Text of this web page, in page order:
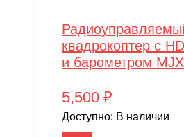
квадрокоптер с
и барометром MJX
5,500 ₽
Доступно: В наличии